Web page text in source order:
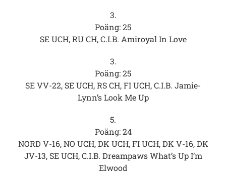
3.
Poäng: 25
SE UCH, RU CH, C.I.B. Amiroyal In Love
3.
Poäng: 25
SE VV-22, SE UCH, RS CH, FI UCH, C.I.B. Jamie-
Lynn’s Look Me Up
5.
Poäng: 24
NORD V-16, NO UCH, DK UCH, FI UCH, DK V-16, DK
JV-13, SE UCH, C.I.B. Dreampaws What’s Up I’m
Elwood